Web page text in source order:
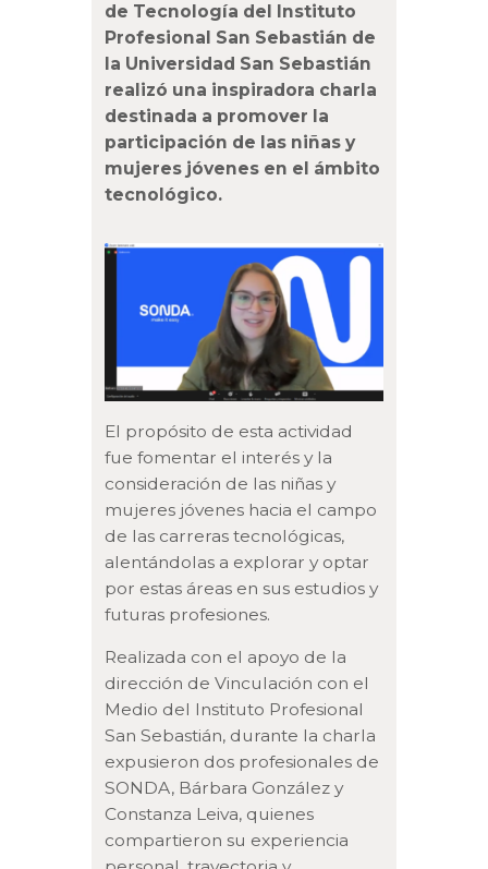
de Tecnología del Instituto
Profesional San Sebastián de
la Universidad San Sebastián
realizó una inspiradora charla
destinada a promover la
participación de las niñas y
mujeres jóvenes en el ámbito
tecnológico.
El propósito de esta actividad
fue fomentar el interés y la
consideración de las niñas y
mujeres jóvenes hacia el campo
de las carreras tecnológicas,
alentándolas a explorar y optar
por estas áreas en sus estudios y
futuras profesiones.
Realizada con el apoyo de la
dirección de Vinculación con el
Medio del Instituto Profesional
San Sebastián, durante la charla
expusieron dos profesionales de
SONDA, Bárbara González y
Constanza Leiva, quienes
compartieron su experiencia